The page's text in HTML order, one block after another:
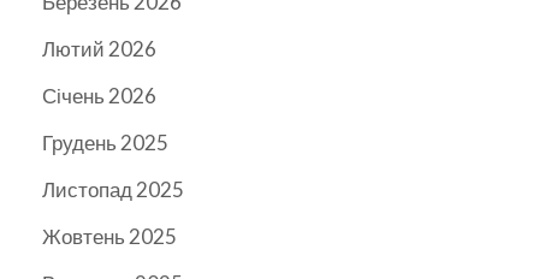
Лютий 2026
Січень 2026
Грудень 2025
Листопад 2025
Жовтень 2025